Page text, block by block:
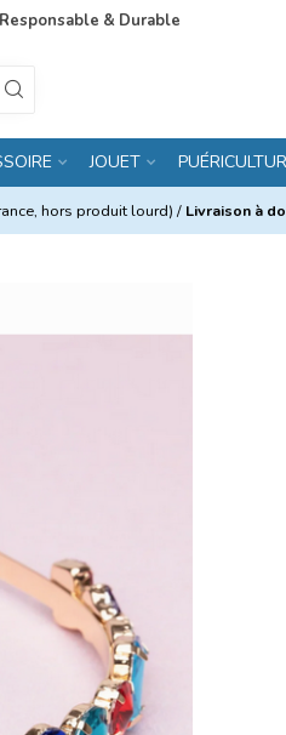
Responsable & Durable
JOUET
hors produit lourd) / Livraison à